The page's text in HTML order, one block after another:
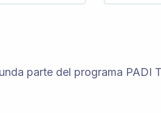
parte del programa PADI